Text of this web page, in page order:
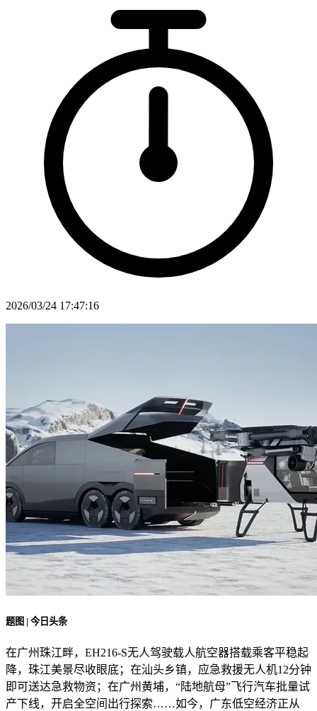
2026/03/24 17:47:16
题图 | 今日头条
在广州珠江畔，EH216-S无人驾驶载人航空器搭载乘客平稳起
降，珠江美景尽收眼底；在汕头乡镇，应急救援无人机12分钟
即可送达急救物资；在广州黄埔，“陆地航母”飞行汽车批量试
产下线，开启全空间出行探索……如今，广东低空经济正从